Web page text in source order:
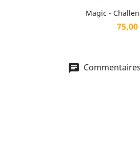
Magic -
Prix
75,00
 Aperçu